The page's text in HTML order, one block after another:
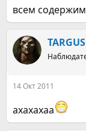
всем
TARGUS
14 Окт 2011
ахахахаа